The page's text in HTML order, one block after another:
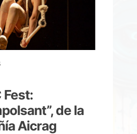
Fest:
de la
Aicrag